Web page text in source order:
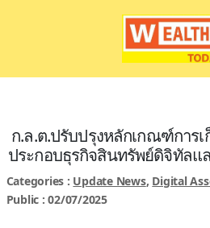
ก.ล.ต.ปรับปรุงหลักเกณฑ์การ
ประกอบธุรกิจสินทรัพย์ดิจิทัลแ
Categories : Update News, Digital
Public : 02/07/2025